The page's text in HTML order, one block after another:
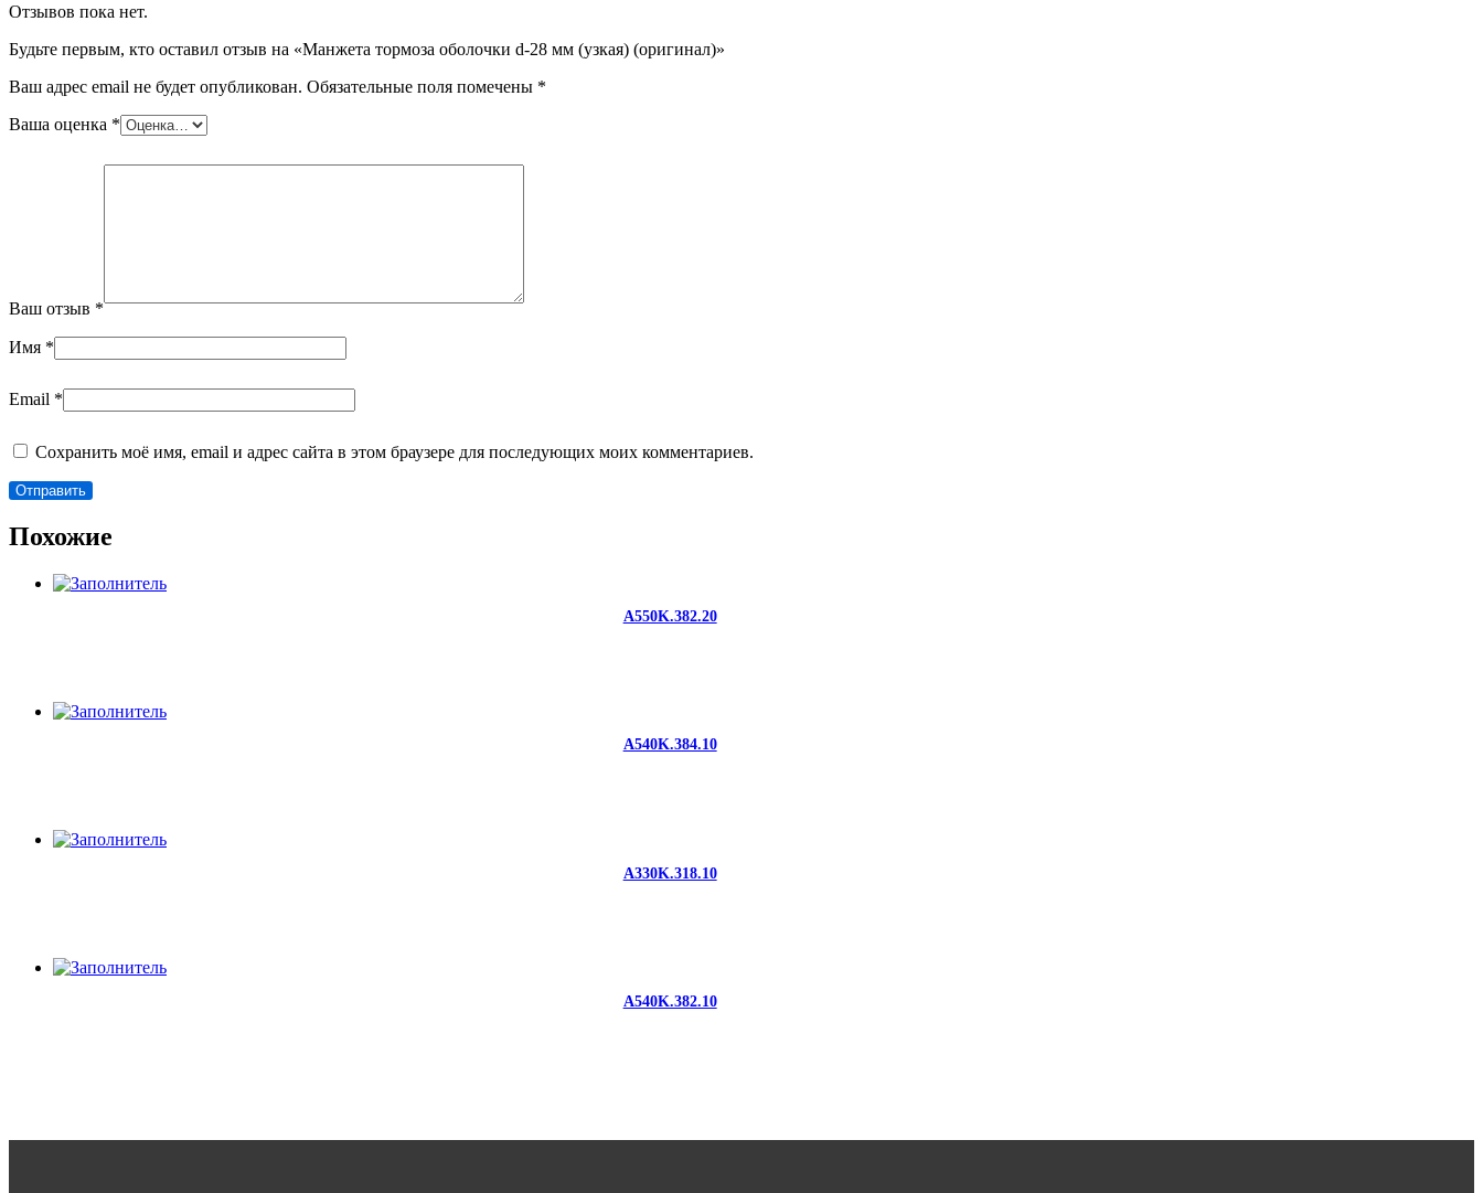
Отзывов пока нет.
Будьте первым, кто оставил отзыв на «Манжета тормоза оболочки d-28 мм (узкая) (оригинал)»
Ваш адрес email не будет опубликован. Обязательные поля помечены *
Ваша оценка *
Ваш отзыв *
Имя *
Email *
Сохранить моё имя, email и адрес сайта в этом браузере для последующих моих комментариев.
Похожие
A550K.382.20
A540K.384.10
A330K.318.10
A540K.382.10